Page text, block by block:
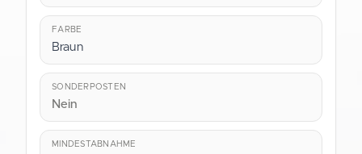
FARBE
Braun
SONDERPOSTEN
Nein
MINDESTABNAHME